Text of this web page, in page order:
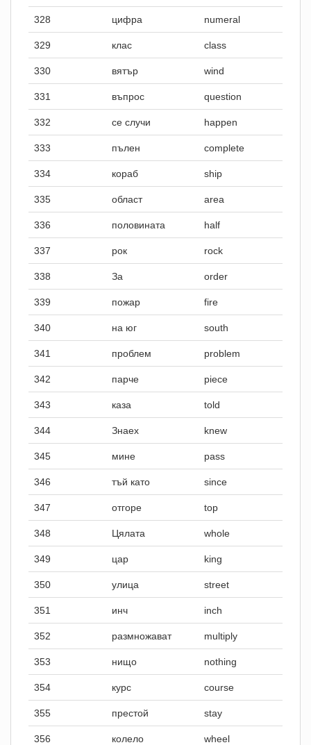
328 цифра numeral
329 клас class
330 вятър wind
331 въпрос question
332 се случи happen
333 пълен complete
334 кораб ship
335 област area
336 половината half
337 рок rock
338 За order
339 пожар fire
340 на юг south
341 проблем problem
342 парче piece
343 каза told
344 Знаех knew
345 мине pass
346 тъй като since
347 отгоре top
348 Цялата whole
349 цар king
350 улица street
351 инч inch
352 размножават multiply
353 нищо nothing
354 курс course
355 престой stay
356 колело wheel